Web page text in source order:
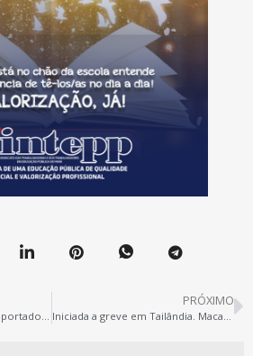
PRÓXIMO